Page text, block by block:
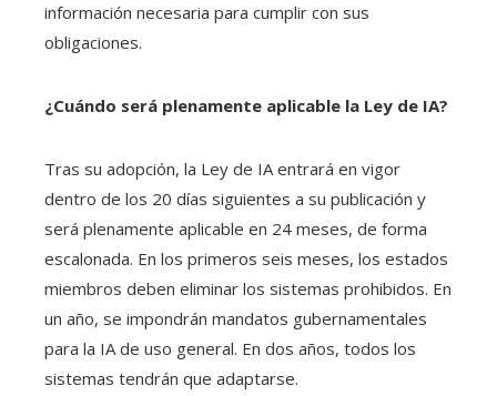
información necesaria para cumplir con sus
obligaciones.
¿Cuándo será plenamente aplicable la Ley de IA?
Tras su adopción, la Ley de IA entrará en vigor
dentro de los 20 días siguientes a su publicación y
será plenamente aplicable en 24 meses, de forma
escalonada. En los primeros seis meses, los estados
miembros deben eliminar los sistemas prohibidos. En
un año, se impondrán mandatos gubernamentales
para la IA de uso general. En dos años, todos los
sistemas tendrán que adaptarse.